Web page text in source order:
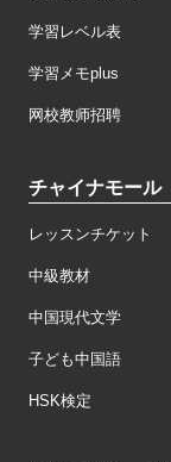
学習レベル表
学習メモplus
网校教师招聘
チャイナモール
レッスンチケット
中級教材
中国現代文学
子ども中国語
HSK検定